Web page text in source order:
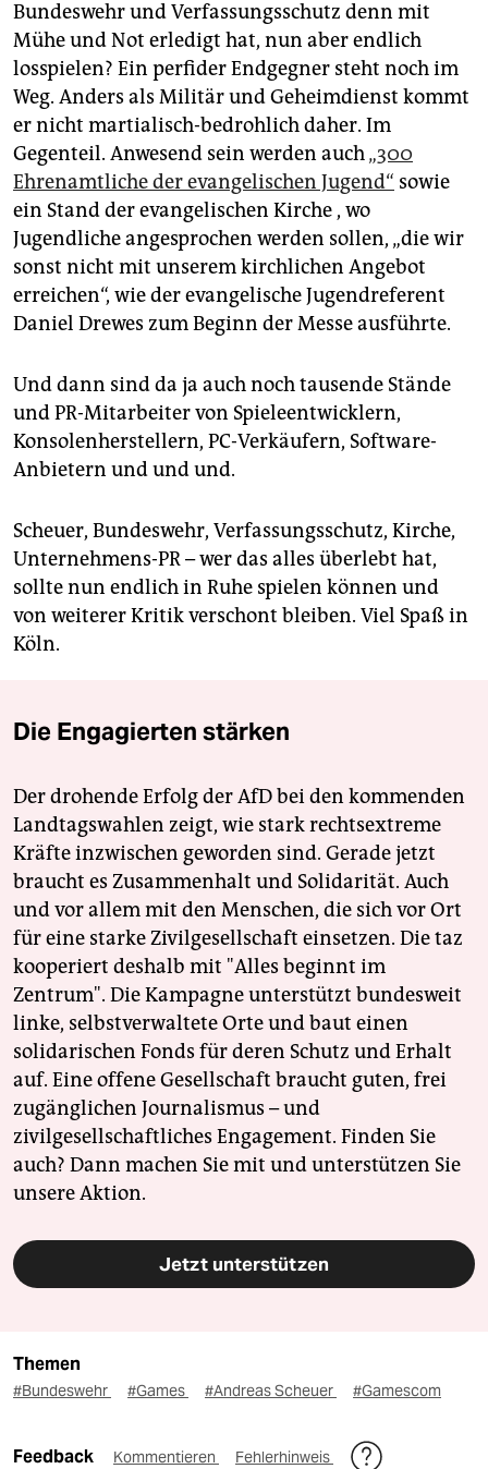
Bundeswehr und Verfassungsschutz denn mit
Mühe und Not erledigt hat, nun aber endlich
losspielen? Ein perfider Endgegner steht noch im
Weg. Anders als Militär und Geheimdienst kommt
er nicht martialisch-bedrohlich daher. Im
Gegenteil. Anwesend sein werden auch„300
Ehrenamtliche der evangelischen Jugend“ sowie
ein Stand der evangelischen Kirche , wo
Jugendliche angesprochen werden sollen, „die wir
sonst nicht mit unserem kirchlichen Angebot
erreichen“, wie der evangelische Jugendreferent
Daniel Drewes zum Beginn der Messe ausführte.
Und dann sind da ja auch noch tausende Stände
und PR-Mitarbeiter von Spieleentwicklern,
Konsolenherstellern, PC-Verkäufern, Software-
Anbietern und und und.
Scheuer, Bundeswehr, Verfassungsschutz, Kirche,
Unternehmens-PR – wer das alles überlebt hat,
sollte nun endlich in Ruhe spielen können und
von weiterer Kritik verschont bleiben. Viel Spaß in
Köln.
Die Engagierten stärken
Der drohende Erfolg der AfD bei den kommenden
Landtagswahlen zeigt, wie stark rechtsextreme
Kräfte inzwischen geworden sind. Gerade jetzt
braucht es Zusammenhalt und Solidarität. Auch
und vor allem mit den Menschen, die sich vor Ort
für eine starke Zivilgesellschaft einsetzen. Die taz
kooperiert deshalb mit "Alles beginnt im
Zentrum". Die Kampagne unterstützt bundesweit
linke, selbstverwaltete Orte und baut einen
solidarischen Fonds für deren Schutz und Erhalt
auf. Eine offene Gesellschaft braucht guten, frei
zugänglichen Journalismus – und
zivilgesellschaftliches Engagement. Finden Sie
auch? Dann machen Sie mit und unterstützen Sie
unsere Aktion.
Jetzt unterstützen
Themen
#Bundeswehr #Games #Andreas Scheuer #Gamescom
Feedback Kommentieren Fehlerhinweis